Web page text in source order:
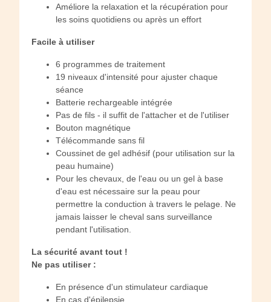
Améliore la relaxation et la récupération pour
les soins quotidiens ou après un effort
Facile à utiliser
6 programmes de traitement
19 niveaux d'intensité pour ajuster chaque
séance
Batterie rechargeable intégrée
Pas de fils - il suffit de l'attacher et de l'utiliser
Bouton magnétique
Télécommande sans fil
Coussinet de gel adhésif (pour utilisation sur la
peau humaine)
Pour les chevaux, de l'eau ou un gel à base
d'eau est nécessaire sur la peau pour
permettre la conduction à travers le pelage. Ne
jamais laisser le cheval sans surveillance
pendant l'utilisation.
La sécurité avant tout !
Ne pas utiliser :
En présence d'un stimulateur cardiaque
En cas d'épilepsie